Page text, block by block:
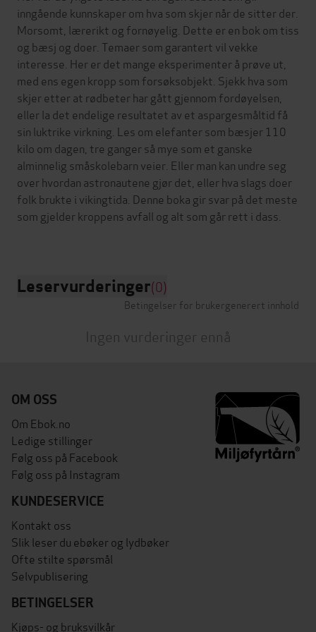
inngående kunnskaper om hva som skjer når de sitter der.
Morsomt, lærerikt og fornøyelig. Dette er en bok om tiss
og bæsj og doer. Temaer som garantert vil vekke
interesse. Her er det mange eksperimenter å prøve ut,
med ens egen kropp som forsøksobjekt. Sjekk hva som
skjer etter at rødbeter har gått gjennom fordøyelsen,
eller la det endelige resultatet av et aspargesmåltid få
sin luktrike virkning. Les om elefanter som bæsjer 110
kilo om dagen, tre ganger så mye som et ganske
alminnelig småskolebarn veier. Eller man kan undre seg
over hvordan astronautene gjør det, eller hva slags doer
folk brukte i vikingtida. Denne boka gir svar på det meste
som gjelder kroppens avfall og alt som går rett i dass.
Leservurderinger(0)
Betingelser for brukergenerert innhold
Ingen vurderinger ennå
OM OSS
Om Ebok.no
Ledige stillinger
Følg oss på Facebook
Følg oss på Instagram
KUNDESERVICE
Kontakt oss
Slik leser du ebøker og lydbøker
Ofte stilte spørsmål
Selvpublisering
BETINGELSER
Kjøps- og bruksvilkår